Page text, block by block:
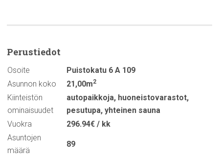
Perustiedot
Osoite
Puistokatu 6 A 109
Asunnon koko
21,00m2
Kiinteistön
ominaisuudet
autopaikkoja, huoneistovarastot,
pesutupa, yhteinen sauna
Vuokra
296.94€ / kk
Asuntojen
määrä
89